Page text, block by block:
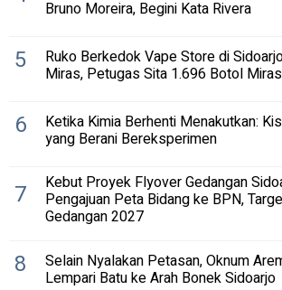
Bruno Moreira, Begini Kata Rivera
5 Ruko Berkedok Vape Store di
Miras, Petugas Sita 1.696 Botol Miras
6 Ketika Kimia Berhenti Menakutkan:
yang Berani Bereksperimen
7 Kebut Proyek Flyover Gedangan
Pengajuan Peta Bidang ke BPN,
Gedangan 2027
8 Selain Nyalakan Petasan, Oknum
Lempari Batu ke Arah Bonek Sidoarjo